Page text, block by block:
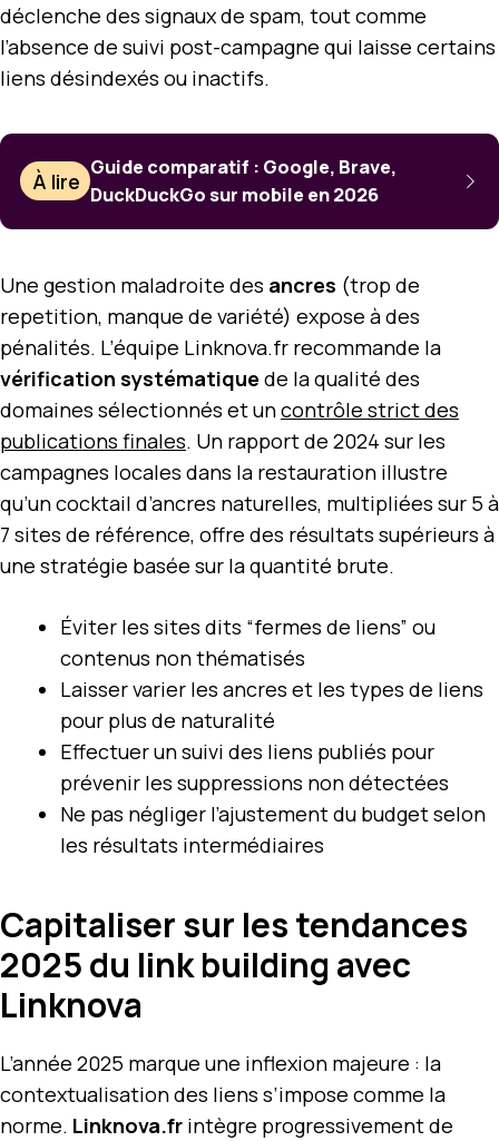
déclenche des signaux de spam, tout comme
l’absence de suivi post-campagne qui laisse certains
liens désindexés ou inactifs.
À lire
Guide comparatif : Google, Brave,
DuckDuckGo sur mobile en 2026
Une gestion maladroite des ancres (trop de
repetition, manque de variété) expose à des
pénalités. L’équipe Linknova.fr recommande la
vérification systématique de la qualité des
domaines sélectionnés et uncontrôle strict des
publications finales. Un rapport de 2024 sur les
campagnes locales dans la restauration illustre
qu’un cocktail d’ancres naturelles, multipliées sur 5 à
7 sites de référence, offre des résultats supérieurs à
une stratégie basée sur la quantité brute.
Éviter les sites dits “fermes de liens” ou
contenus non thématisés
Laisser varier les ancres et les types de liens
pour plus de naturalité
Effectuer un suivi des liens publiés pour
prévenir les suppressions non détectées
Ne pas négliger l’ajustement du budget selon
les résultats intermédiaires
Capitaliser sur les tendances
2025 du link building avec
Linknova
L’année 2025 marque une inflexion majeure : la
contextualisation des liens s’impose comme la
norme. Linknova.fr intègre progressivement de